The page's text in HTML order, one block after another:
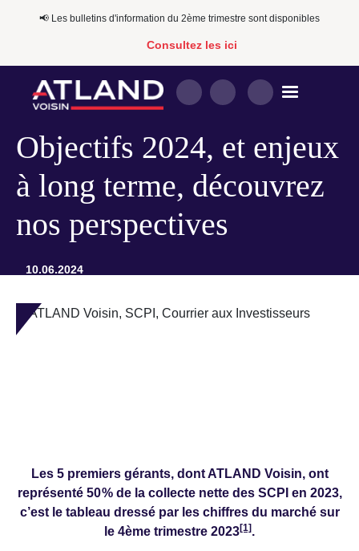
📢​​ Les bulletins d'information du 2ème trimestre sont disponibles
Consultez les ici
Objectifs 2024, et enjeux
à long terme, découvrez
nos perspectives
10.06.2024
Les 5 premiers gérants, dont ATLAND Voisin, ont
représenté 50 % de la collecte nette des SCPI en 2023,
c’est le tableau dressé par les chiffres du marché sur
le 4ème trimestre 2023[1].